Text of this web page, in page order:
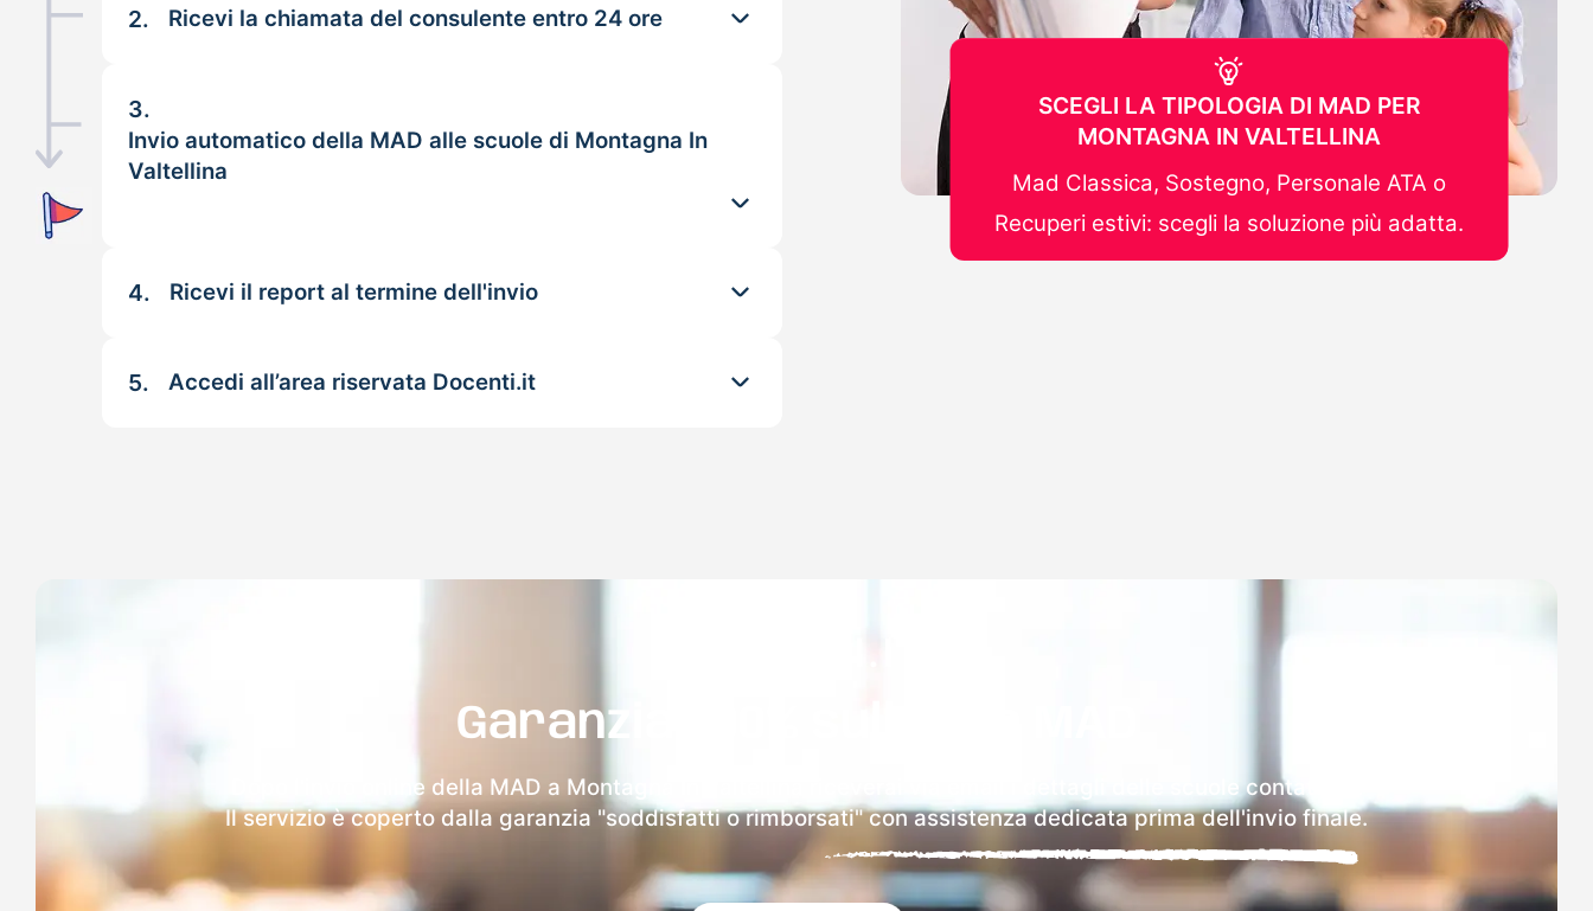
2. Ricevi la chiamata del consulente entro 24 ore
3.
Invio automatico della MAD alle scuole di Montagna In
Valtellina
4. Ricevi il report al termine dell'invio
5. Accedi all’area riservata Docenti.it
SCEGLI LA TIPOLOGIA DI MAD PER
MONTAGNA IN VALTELLINA
Mad Classica, Sostegno, Personale ATA o
Recuperi estivi: scegli la soluzione più adatta.
Garanzia 100% sulla tua MAD
Dopo l'invio online della MAD a Montagna In Valtellina riceverai via email i dettagli delle scuole contattate.
Il servizio è coperto dalla garanzia "soddisfatti o rimborsati" con assistenza dedicata prima dell'invio finale.